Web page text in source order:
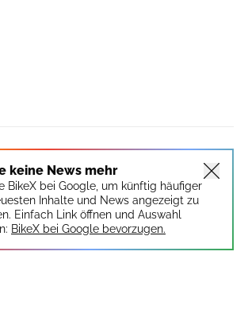
keine News mehr
BikeX bei Google, um künftig häufiger
Inhalte und News angezeigt zu
Einfach Link öffnen und Auswahl
BikeX bei Google bevorzugen.